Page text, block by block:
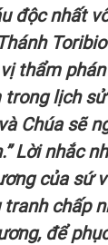
độc nhất
thẩm
lịch
Chúa sẽ
Lời nhắc
của sứ
chấp
để